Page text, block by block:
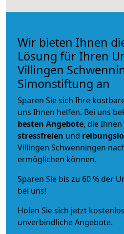
Wir bieten Ihnen
Lösung für Ihren
Villingen
Simonstiftung an
Sparen Sie sich Ihre
uns Ihnen helfen. Bei uns
besten Angebote, die Ihnen
stressfreien und
Villingen Schwenningen
ermöglichen können.
Sparen Sie bis zu 60 % der
bei uns!
Holen Sie sich jetzt
unverbindliche Angebote.